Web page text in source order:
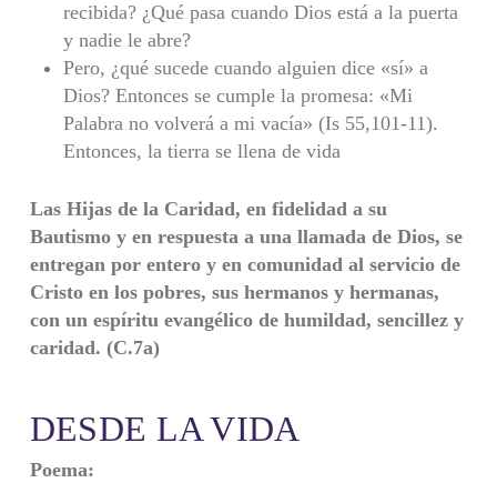
recibida? ¿Qué pasa cuando Dios está a la puerta
y nadie le abre?
Pero, ¿qué sucede cuando alguien dice «sí» a
Dios? Entonces se cumple la promesa: «Mi
Palabra no volverá a mi vacía» (Is 55,101-11).
Entonces, la tierra se llena de vida
Las Hijas de la Caridad, en fidelidad a su
Bautismo y en respuesta a una llamada de Dios, se
entregan por entero y en comunidad al servicio de
Cristo en los pobres, sus hermanos y hermanas,
con un espíritu evangélico de humildad, sencillez y
caridad. (C.7a)
DESDE LA VIDA
Poema: